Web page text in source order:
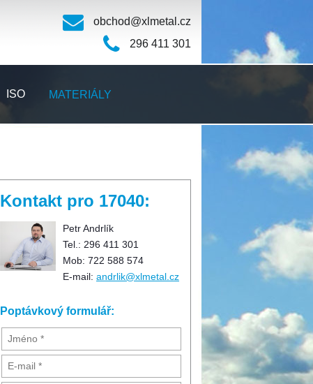
obchod@xlmetal.cz
296 411 301
ISO MATERIÁLY
Kontakt pro 17040:
Petr Andrlík
Tel.: 296 411 301
Mob: 722 588 574
E-mail: andrlik@xlmetal.cz
Poptávkový formulář: